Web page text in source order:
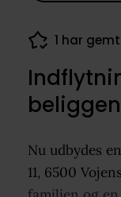
23
Nu udbydes
11, 6500